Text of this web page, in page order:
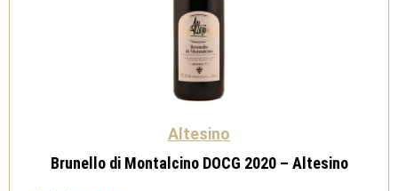
Altesino
Brunello di Montalcino DOCG 2020 – Altesino